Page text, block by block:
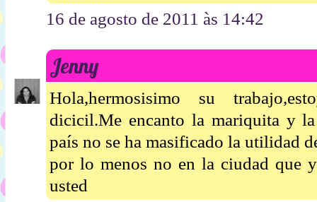
16 de agosto de 2011 às 14:42
Jenny
Hola,hermosisimo su
dicicil.Me encanto la mariquita y
país no se ha masificado la utilidad
por lo menos no en la ciudad que
usted